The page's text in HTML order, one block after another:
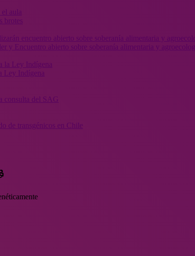
brotes
y Encuentro abierto sobre soberanía alimentaria y
Ley Indígena
consulta del SAG
de transgénicos en Chile